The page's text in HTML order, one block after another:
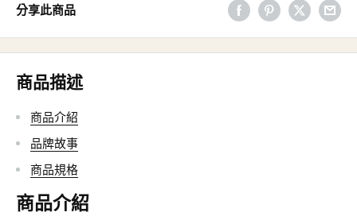
分享此商品
商品描述
商品介紹
品牌故事
商品規格
商品介紹